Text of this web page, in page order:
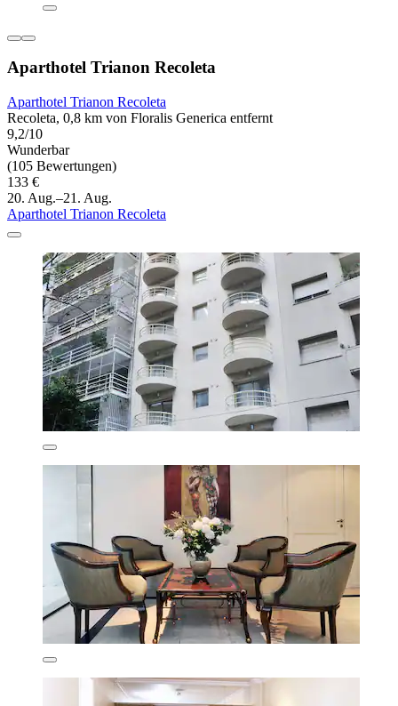
Aparthotel Trianon Recoleta
Aparthotel Trianon Recoleta
Recoleta, 0,8 km von Floralis Generica entfernt
9,2/10
Wunderbar
(105 Bewertungen)
133 €
20. Aug.–21. Aug.
Aparthotel Trianon Recoleta